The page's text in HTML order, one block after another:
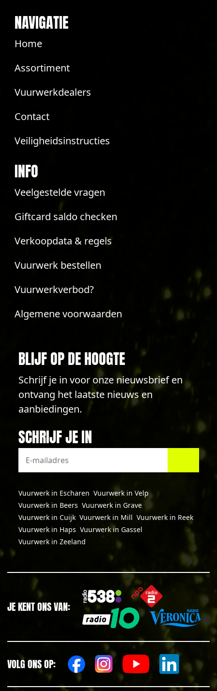
NAVIGATIE
Home
Assortiment
Vuurwerkdealers
Contact
Veiligheidsinstructies
INFO
Veelgestelde vragen
Giftcard saldo checken
Verkoopdata & regels
Vuurwerk bestellen
Vuurwerkverbod?
Algemene voorwaarden
BLIJF OP DE HOOGTE
Schrijf je in voor onze nieuwsbrief en
ontvang het laatste nieuws en
aanbiedingen.
SCHRIJF JE IN
Vuurwerk in Escharen Vuurwerk in Velp
Vuurwerk in Beers Vuurwerk in Grave
Vuurwerk in Cuijk Vuurwerk in Mill Vuurwerk in Reek
Vuurwerk in Haps Vuurwerk in Gassel
Vuurwerk in Zeeland
JE KENT ONS VAN:
VOLG ONS OP: